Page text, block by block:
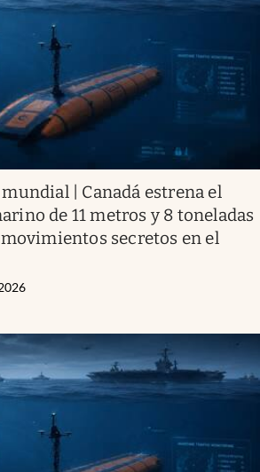
| Canadá estrena el
de 11 metros y 8 toneladas
secretos en el